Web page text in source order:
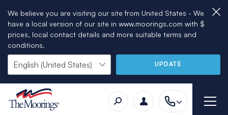
We believe you are visiting our site from United States - We
have a local version of our site in www.moorings.com with $
prices, local contact details and more suitable terms and
conditions.
UPDATE